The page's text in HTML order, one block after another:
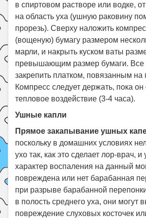
в спиртовом растворе или водке,
на область уха (ушную раковину
прорезь). Сверху наложить
(вощеную) бумагу размером
марли, и накрыть куском ваты
превышающим размер бумаги. Все
закрепить платком, повязанным на
Компресс следует держать, пока он
тепловое воздействие (3-4 часа).
Ушные капли
Прямое закапывание ушных
поскольку в домашних условиях
ухо так, как это сделает лор-врач, и
характер воспаления на данный
повреждена или нет барабанная
при разрыве барабанной
в полость среднего уха, они могут
повреждение слуховых косточек